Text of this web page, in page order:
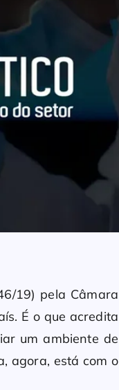
19) pela Câmara
É o que acredita
um ambiente de
agora, está com o